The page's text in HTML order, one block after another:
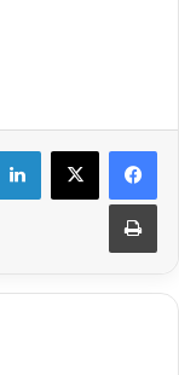
طباعة